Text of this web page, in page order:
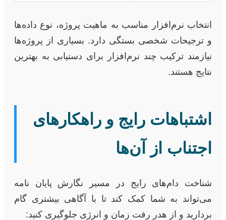
انتخاب نرم‌افزار مناسب به ماهیت پروژه، نوع داده‌ها
و ترجیحات شخصی بستگی دارد. بسیاری از پروژه‌ها
نیازمند ترکیب چند نرم‌افزار برای دستیابی به بهترین
نتایج هستند.
اشتباهات رایج و راهکارهای
اجتناب از آن‌ها
شناخت دام‌های رایج در مسیر نگارش پایان نامه
می‌تواند به شما کمک کند تا با آگاهی بیشتری گام
بردارید و از هدر رفت زمان و انرژی جلوگیری کنید: